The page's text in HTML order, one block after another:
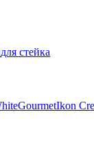
для стейка
GourmetIkon